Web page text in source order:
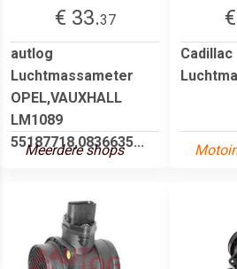
€ 33.37
autlog
Luchtmassameter
OPEL,VAUXHALL
LM1089
55187718,0836635...
Meerdere shops
Cadillac